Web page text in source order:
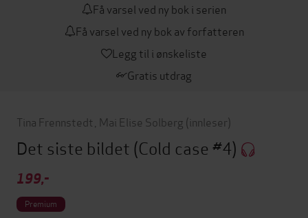
Få varsel ved ny bok i serien
Få varsel ved ny bok av forfatteren
Legg til i ønskeliste
Gratis utdrag
Tina Frennstedt Mai Elise Solberg (innleser)
Det siste bildet (Cold case #4)
199,-
Premium